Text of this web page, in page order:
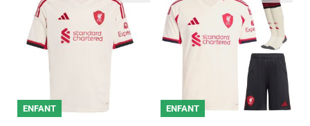
ENFANT ENFANT